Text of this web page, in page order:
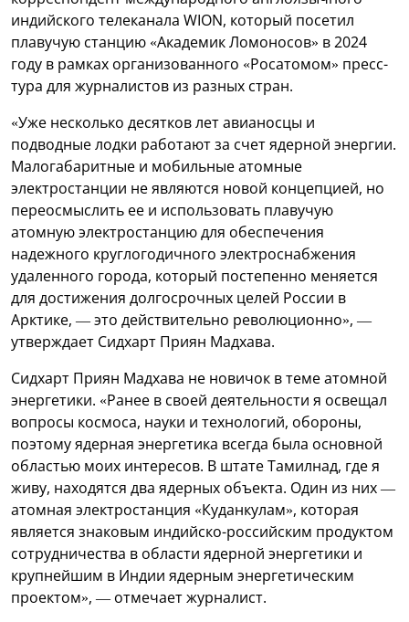
индийского телеканала WION, который посетил
плавучую станцию «Академик Ломоносов» в 2024
году в рамках организованного «Росатомом» пресс-
тура для журналистов из разных стран.
«Уже несколько десятков лет авианосцы и
подводные лодки работают за счет ядерной энергии.
Малогабаритные и мобильные атомные
электростанции не являются новой концепцией, но
переосмыслить ее и использовать плавучую
атомную электростанцию для обеспечения
надежного круглогодичного электроснабжения
удаленного города, который постепенно меняется
для достижения долгосрочных целей России в
Арктике, — это действительно революционно», —
утверждает Сидхарт Приян Мадхава.
Сидхарт Приян Мадхава не новичок в теме атомной
энергетики. «Ранее в своей деятельности я освещал
вопросы космоса, науки и технологий, обороны,
поэтому ядерная энергетика всегда была основной
областью моих интересов. В штате Тамилнад, где я
живу, находятся два ядерных объекта. Один из них —
атомная электростанция «Куданкулам», которая
является знаковым индийско-российским продуктом
сотрудничества в области ядерной энергетики и
крупнейшим в Индии ядерным энергетическим
проектом», — отмечает журналист.